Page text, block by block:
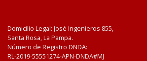
Domicilio Legal: José Ingenieros 855,
Santa Rosa, La Pampa.
Número de Registro DNDA:
RL-2019-55551274-APN-DNDA#MJ